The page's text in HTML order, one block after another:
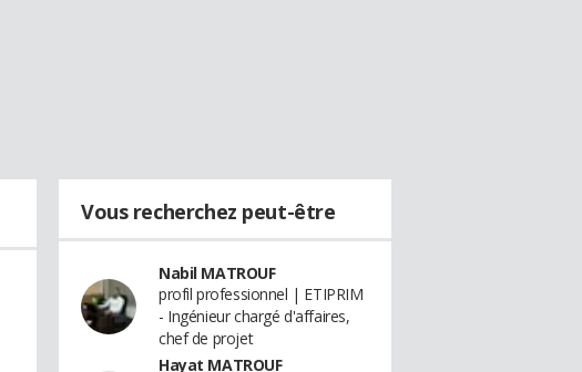
Vous recherchez peut-être
Nabil MATROUF
profil professionnel | ETIPRIM
- Ingénieur chargé d'affaires,
chef de projet
Hayat MATROUF